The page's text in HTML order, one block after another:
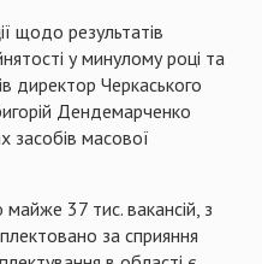
щодо результатів
у минулому році та
директор Черкаського
Дендемарченко
засобів масової
37 тис. вакансій, з
за сприяння